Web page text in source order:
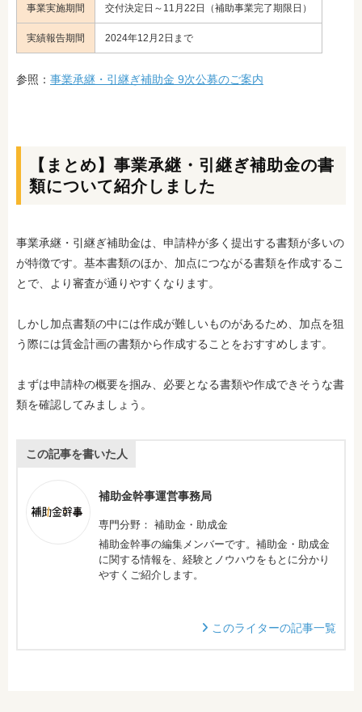
事業実施期間 交付決定日～11月22日（補助事業完了期限日）
実績報告期間 2024年12月2日まで
参照： 事業承継・引継ぎ補助金 9次公募のご案内
【まとめ】事業承継・引継ぎ補助金の書
類について紹介しました
事業承継・引継ぎ補助金は、申請枠が多く提出する書類が多いの
が特徴です。基本書類のほか、加点につながる書類を作成するこ
とで、より審査が通りやすくなります。
しかし加点書類の中には作成が難しいものがあるため、加点を狙
う際には賃金計画の書類から作成することをおすすめします。
まずは申請枠の概要を掴み、必要となる書類や作成できそうな書
類を確認してみましょう。
この記事を書いた人
補助金幹事運営事務局
専門分野： 補助金・助成金
補助金幹事の編集メンバーです。補助金・助成金
に関する情報を、経験とノウハウをもとに分かり
やすくご紹介します。
このライターの記事一覧